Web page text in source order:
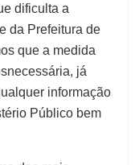
dificulta a
da Prefeitura de
que a medida
já
informação
Público bem